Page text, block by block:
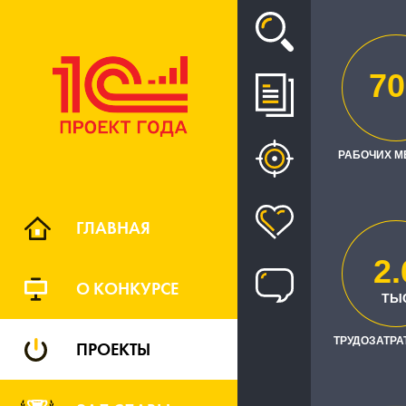
ГЛАВНАЯ
О КОНКУРСЕ
ПРОЕКТЫ
Проект
РАБОЧИХ